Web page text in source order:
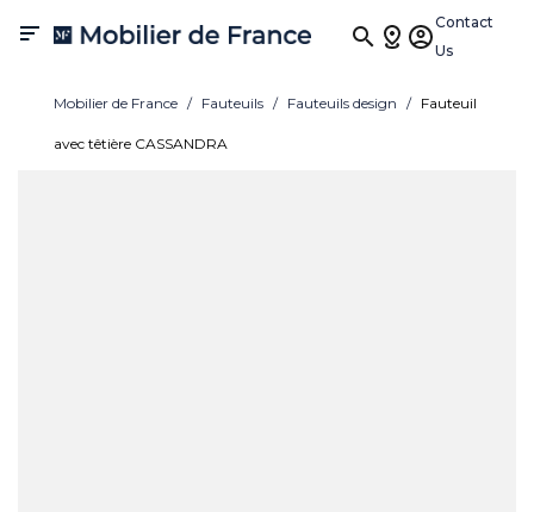

Contact
Us
Mobilier de France Fauteuils Fauteuils design Fauteuil
avec têtière CASSANDRA